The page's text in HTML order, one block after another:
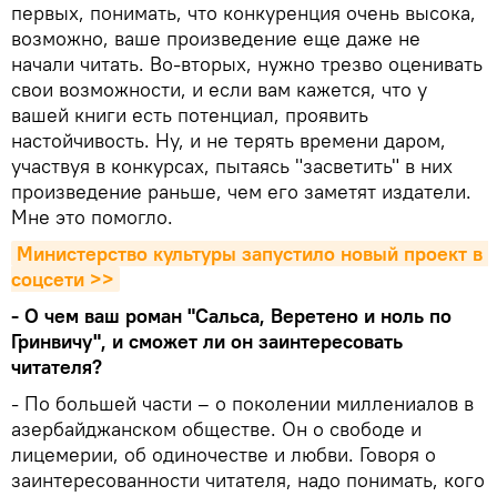
первых, понимать, что конкуренция очень высока,
возможно, ваше произведение еще даже не
начали читать. Во-вторых, нужно трезво оценивать
свои возможности, и если вам кажется, что у
вашей книги есть потенциал, проявить
настойчивость. Ну, и не терять времени даром,
участвуя в конкурсах, пытаясь "засветить" в них
произведение раньше, чем его заметят издатели.
Мне это помогло.
Министерство культуры запустило новый проект в
соцсети >>
- О чем ваш роман "Сальса, Веретено и ноль по
Гринвичу", и сможет ли он заинтересовать
читателя?
- По большей части – о поколении миллениалов в
азербайджанском обществе. Он о свободе и
лицемерии, об одиночестве и любви. Говоря о
заинтересованности читателя, надо понимать, кого